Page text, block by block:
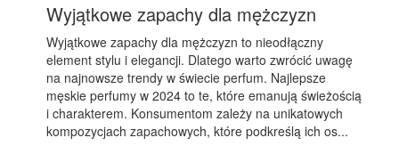
Wyjątkowe zapachy dla mężczyzn
Wyjątkowe zapachy dla mężczyzn to nieodłączny
element stylu i elegancji. Dlatego warto zwrócić uwagę
na najnowsze trendy w świecie perfum. Najlepsze
męskie perfumy w 2024 to te, które emanują świeżością
i charakterem. Konsumentom zależy na unikatowych
kompozycjach zapachowych, które podkreślą ich os...